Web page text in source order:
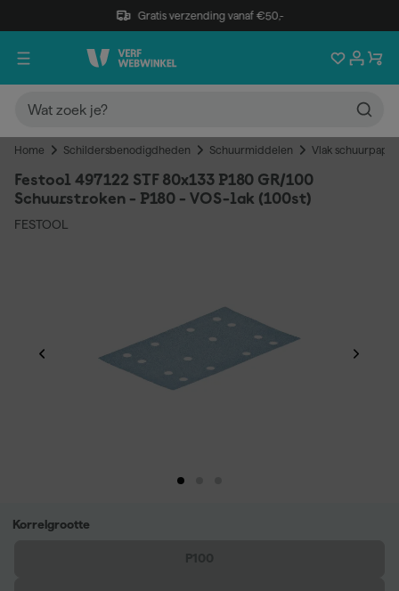
Gratis verzending vanaf €50,-
Home Schildersbenodigdheden Schuurmiddelen Vlak
Festool 497122 STF 80x133 P180 GR/100
Schuurstroken - P180 - VOS-lak (100st)
FESTOOL
Korrelgrootte